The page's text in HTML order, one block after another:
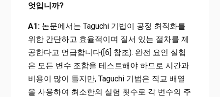
엇입니까?
A1:논문에서는 Taguchi 기법이 공정 최적화를
위한 간단하고 효율적이며 질서 있는 절차를 제
공한다고 언급합니다([6] 참조). 완전 요인 실험
은 모든 변수 조합을 테스트해야 하므로 시간과
비용이 많이 들지만, Taguchi 기법은 직교 배열
을 사용하여 최소한의 실험 횟수로 각 변수의 주